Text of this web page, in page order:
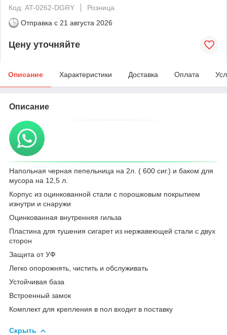
Код: AT-0262-DGRY
Розница
Отправка с 21 августа 2026
Цену уточняйте
Описание Характеристики Доставка Оплата
Описание
Напольная черная пепельница на 2л. ( 600 сиг.) и баком для
мусора на 12,5 л.
Корпус из оцинкованной стали с порошковым покрытием
изнутри и снаружи
Оцинкованная внутренняя гильза
Пластина для тушения сигарет из нержавеющей стали с двух
сторон
Защита от УФ
Легко опорожнять, чистить и обслуживать
Устойчивая база
Встроенный замок
Комплект для крепления в пол входит в поставку
Скрыть